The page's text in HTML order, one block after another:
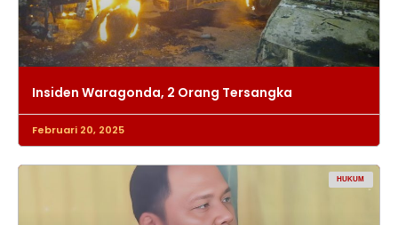
Insiden Waragonda, 2 Orang Tersangka
Februari 20, 2025
HUKUM